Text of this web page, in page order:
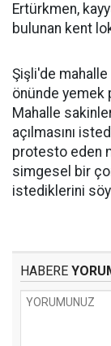
Ertürkmen,
bulunan kent
Şişli'de mahalle
önünde yemek
Mahalle
açılmasını
protesto eden
simgesel bir
istediklerini
HABERE